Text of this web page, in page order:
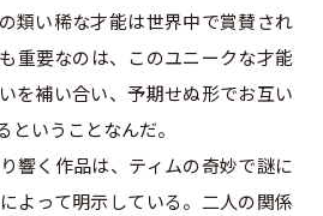
類い稀な才能は世界中で賞賛され
重要なのは、このユニークな才能
を補い合い、予期せぬ形でお互い
ということなんだ。
響く作品は、ティムの奇妙で謎に
よって明示している。二人の関係